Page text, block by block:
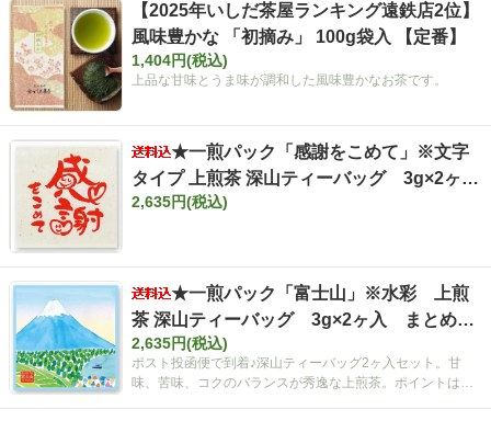
【2025年いしだ茶屋ランキング遠鉄店2位】
風味豊かな 「初摘み」 100g袋入 【定番】
1,404円(税込)
上品な甘味とうま味が調和した風味豊かなお茶です。
★一煎パック「感謝をこめて」※文字
タイプ 上煎茶 深山ティーバッグ 3g×2ヶ
入 まとめ買いセット【ポスト投函便・送料
2,635円(税込)
★一煎パック「富士山」※水彩 上煎
茶 深山ティーバッグ 3g×2ヶ入 まとめ買
いセット【ポスト投函便・送料込み】
2,635円(税込)
ポスト投函便で到着♪深山ティーバッグ2ヶ入セット。甘
味、苦味、コクのバランスが秀逸な上煎茶。ポイントは空